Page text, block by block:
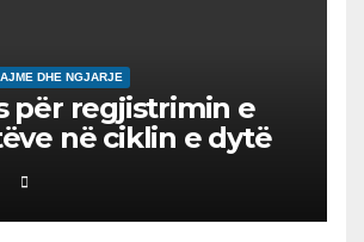
DHE NGJARJE
për regjistrimin e
në ciklin e dytë
– Конкурс за
на студенти
студии за